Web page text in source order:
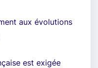
aux évolutions
est exigée